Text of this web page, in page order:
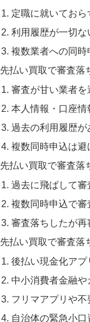
定職に就いてお
利用履歴が一切
複数業者への同時
先払い買取で審査落
審査が甘い業者を
本人情報・口座
過去の利用履歴
複数同時申込は
先払い買取で審査落
過去に飛ばして審
複数同時申込で
審査落ちしたが
先払い買取で審査落
後払い現金化ア
中小消費者金融
フリマアプリや
自治体の緊急小